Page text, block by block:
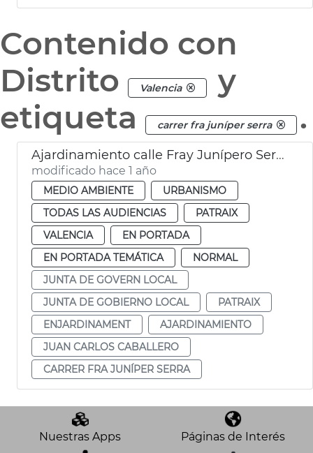
Contenido con
Distrito
Valencia
y
etiqueta
carrer fra juníper serra .
Ajardinamiento calle Fray Junípero Serra Patraix
modificado hace 1 año
MEDIO AMBIENTE
URBANISMO
TODAS LAS AUDIENCIAS
PATRAIX
VALENCIA
EN PORTADA
EN PORTADA TEMÁTICA
NORMAL
JUNTA DE GOVERN LOCAL
JUNTA DE GOBIERNO LOCAL
PATRAIX
ENJARDINAMENT
AJARDINAMIENTO
JUAN CARLOS CABALLERO
CARRER FRA JUNÍPER SERRA
Nuestras Apps Páginas de Interés